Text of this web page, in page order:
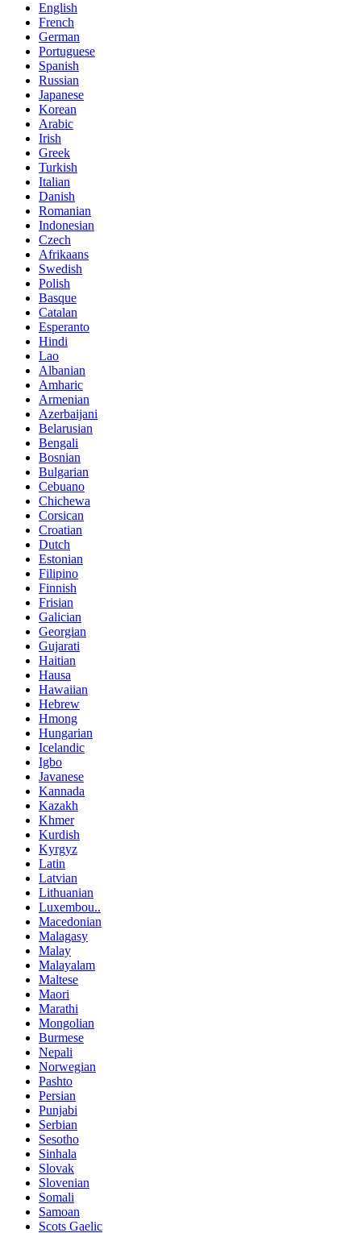
English
French
German
Portuguese
Spanish
Russian
Japanese
Korean
Arabic
Irish
Greek
Turkish
Italian
Danish
Romanian
Indonesian
Czech
Afrikaans
Swedish
Polish
Basque
Catalan
Esperanto
Hindi
Lao
Albanian
Amharic
Armenian
Azerbaijani
Belarusian
Bengali
Bosnian
Bulgarian
Cebuano
Chichewa
Corsican
Croatian
Dutch
Estonian
Filipino
Finnish
Frisian
Galician
Georgian
Gujarati
Haitian
Hausa
Hawaiian
Hebrew
Hmong
Hungarian
Icelandic
Igbo
Javanese
Kannada
Kazakh
Khmer
Kurdish
Kyrgyz
Latin
Latvian
Lithuanian
Luxembou..
Macedonian
Malagasy
Malay
Malayalam
Maltese
Maori
Marathi
Mongolian
Burmese
Nepali
Norwegian
Pashto
Persian
Punjabi
Serbian
Sesotho
Sinhala
Slovak
Slovenian
Somali
Samoan
Scots Gaelic